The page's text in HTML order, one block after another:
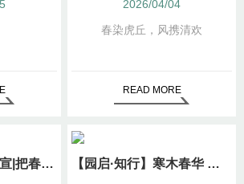
2026/04/04
春染虎丘，风携清欢
READ MORE
虎丘湿地露营季官宣|把春天搬进湿地，赴一场自然之约 【园启·知行】寒木春华 匠心传承 —— 苏州园林集团工联会成功举办香山帮技艺非遗体验课